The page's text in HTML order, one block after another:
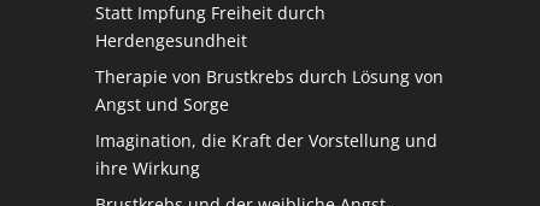
Statt Impfung Freiheit durch
Herdengesundheit
Therapie von Brustkrebs durch Lösung von
Angst und Sorge
Imagination, die Kraft der Vorstellung und
ihre Wirkung